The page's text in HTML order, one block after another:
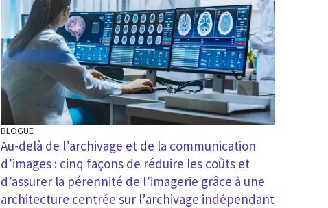
BLOGUE
Au-delà de l’archivage et de la communication
d’images : cinq façons de réduire les coûts et
d’assurer la pérennité de l’imagerie grâce à une
architecture centrée sur l’archivage indépendant